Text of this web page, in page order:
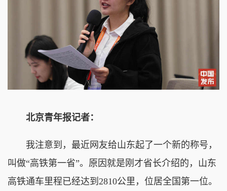
北京青年报记者：
我注意到，最近网友给山东起了一个新的称号，
叫做“高铁第一省”。原因就是刚才省长介绍的，山东
高铁通车里程已经达到2810公里，位居全国第一位。